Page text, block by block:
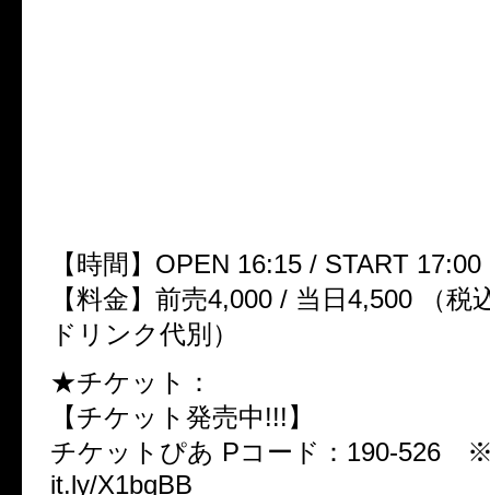
【時間】OPEN 16:15 / START 17:00
【料金】前売4,000 / 当日4,500 （税
ドリンク代別）
★チケット：
【チケット発売中!!!】
チケットぴあ Pコード：190-526
it.ly/X1bqBB